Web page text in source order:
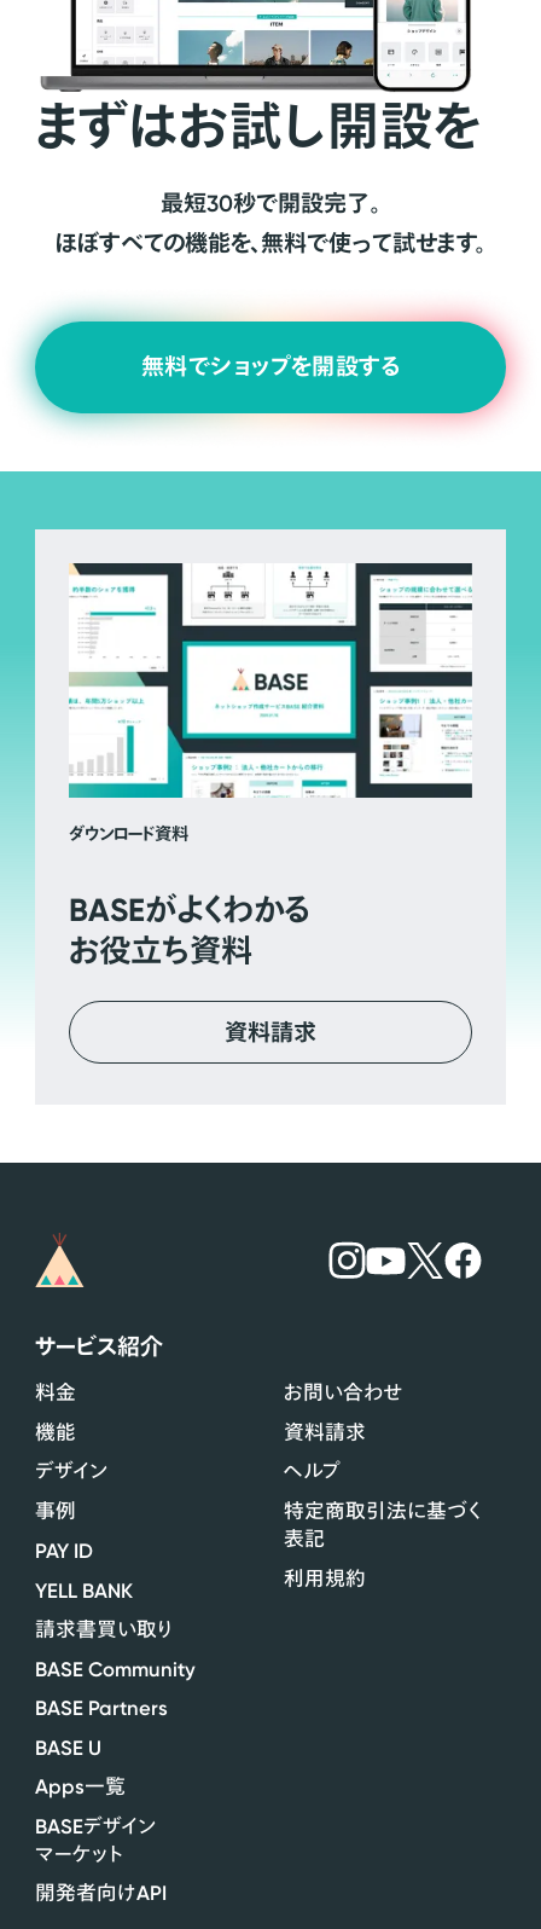
まずはお試し開設を
最短30秒で開設完了。
ほぼすべての機能を、無料で使って試せます。
無料でショップを開設する
ダウンロード資料
BASEがよくわかる
お役立ち資料
資料請求
サービス紹介
料金
機能
デザイン
事例
PAY ID
YELL BANK
請求書買い取り
BASE Community
BASE Partners
BASE U
Apps一覧
BASEデザイン
マーケット
開発者向けAPI
お問い合わせ
資料請求
ヘルプ
特定商取引法に基づく
表記
利用規約